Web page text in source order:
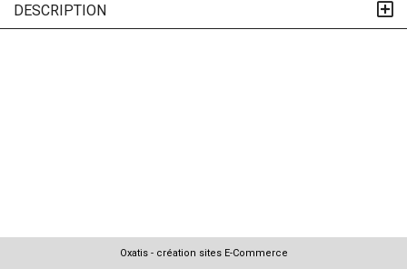
DESCRIPTION
Oxatis - création sites E-Commerce